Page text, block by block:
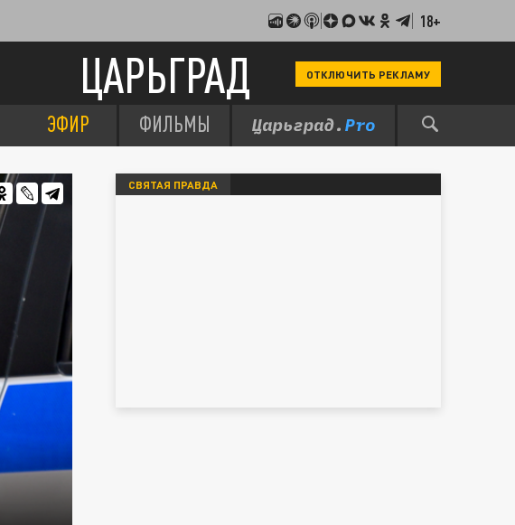
18+
ЦАРЬГРАД ОТКЛЮЧИТЬ РЕКЛАМУ
ЭФИР ФИЛЬМЫ
СВЯТАЯ ПРАВДА